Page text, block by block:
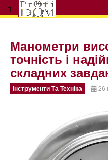
Манометри
точність і
складних
Інструменти Та Техніка 26